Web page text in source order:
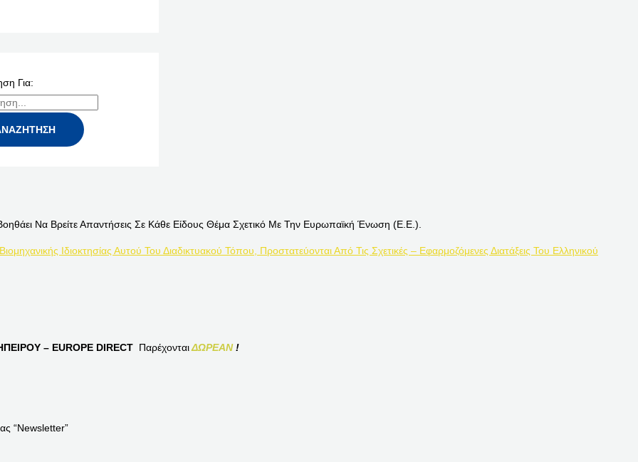
Για:
Να Βρείτε Απαντήσεις Σε Κάθε Είδους Θέμα Σχετικό Με Την Ευρωπαϊκή Ένωση (Ε.Ε.).
Ιδιοκτησίας Αυτού Του Διαδικτυακού Τόπου, Προστατεύονται Από Τις Σχετικές – Εφαρμοζόμενες Διατάξεις Του Ελληνικού
– EUROPE DIRECT ΠαρέχονταιΔΩΡΕΑΝ!
“Newsletter”